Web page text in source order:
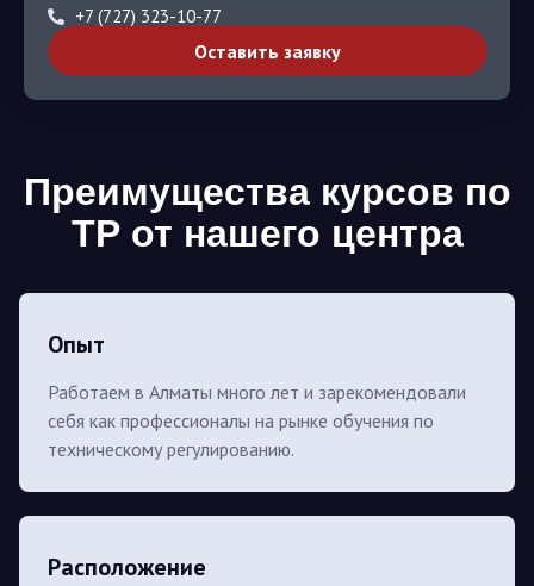
+7 (727) 323-10-77
Оставить заявку
Преимущества курсов по
ТР от нашего центра
Опыт
Работаем в Алматы много лет и зарекомендовали
себя как профессионалы на рынке обучения по
техническому регулированию.
Расположение